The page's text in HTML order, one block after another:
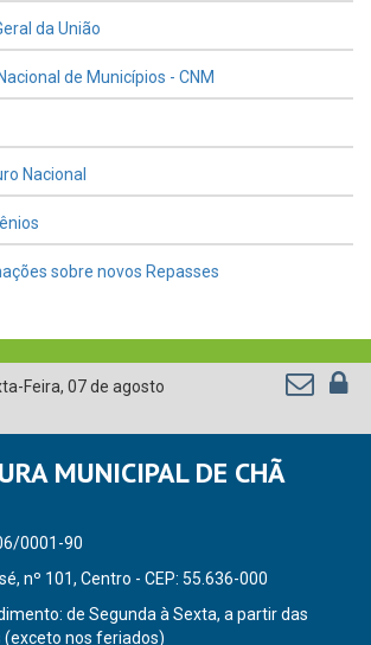
da União
de Municípios - CNM
Nacional
sobre novos Repasses
Feira, 07 de agosto
MUNICIPAL DE CHÃ
0001-90
nº 101, Centro - CEP: 55.636-000
de Segunda à Sexta, a partir das
(exceto nos feriados)